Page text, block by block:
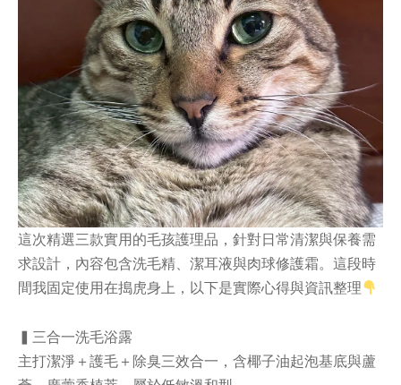
這次精選三款實用的毛孩護理品，針對日常清潔與保養需
求設計，內容包含洗毛精、潔耳液與肉球修護霜。這段時
間我固定使用在搗虎身上，以下是實際心得與資訊整理
▍三合一洗毛浴露
主打潔淨＋護毛＋除臭三效合一，含椰子油起泡基底與蘆